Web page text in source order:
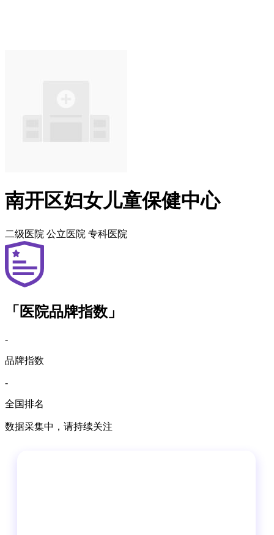
南开区妇女儿童保健中心
二级医院 公立医院 专科医院
「医院品牌指数」
-
品牌指数
-
全国排名
数据采集中，请持续关注